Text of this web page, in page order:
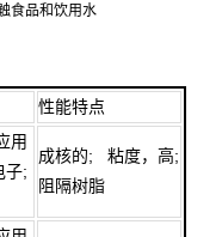
食品和饮用水
性能特点
用
子;
成核的; 粘度，高;
阻隔树脂